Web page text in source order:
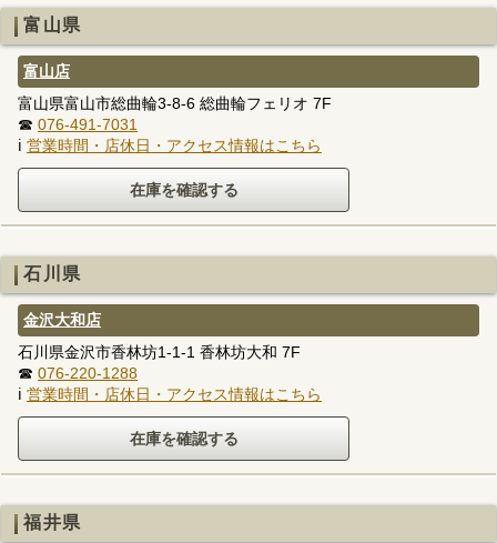
富山県
富山店
富山県富山市総曲輪3-8-6 総曲輪フェリオ 7F
☎ 076-491-7031
ℹ 営業時間・店休日・アクセス情報はこちら
石川県
金沢大和店
石川県金沢市香林坊1-1-1 香林坊大和 7F
☎ 076-220-1288
ℹ 営業時間・店休日・アクセス情報はこちら
福井県